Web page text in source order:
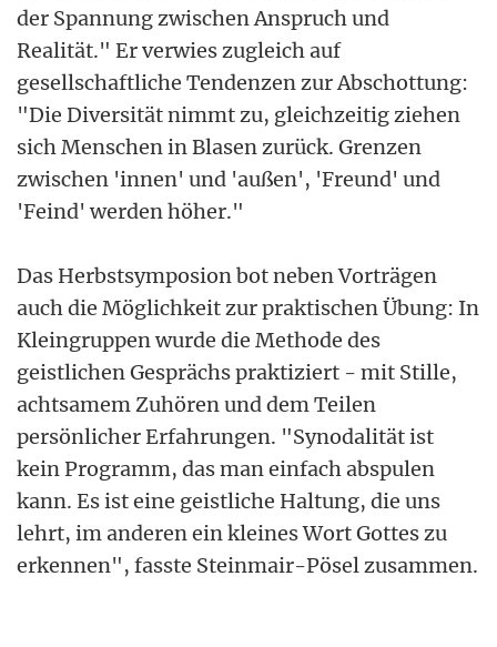
der Spannung zwischen Anspruch und
Realität." Er verwies zugleich auf
gesellschaftliche Tendenzen zur Abschottung:
"Die Diversität nimmt zu, gleichzeitig ziehen
sich Menschen in Blasen zurück. Grenzen
zwischen 'innen' und 'außen', 'Freund' und
'Feind' werden höher."
Das Herbstsymposion bot neben Vorträgen
auch die Möglichkeit zur praktischen Übung: In
Kleingruppen wurde die Methode des
geistlichen Gesprächs praktiziert - mit Stille,
achtsamem Zuhören und dem Teilen
persönlicher Erfahrungen. "Synodalität ist
kein Programm, das man einfach abspulen
kann. Es ist eine geistliche Haltung, die uns
lehrt, im anderen ein kleines Wort Gottes zu
erkennen", fasste Steinmair-Pösel zusammen.